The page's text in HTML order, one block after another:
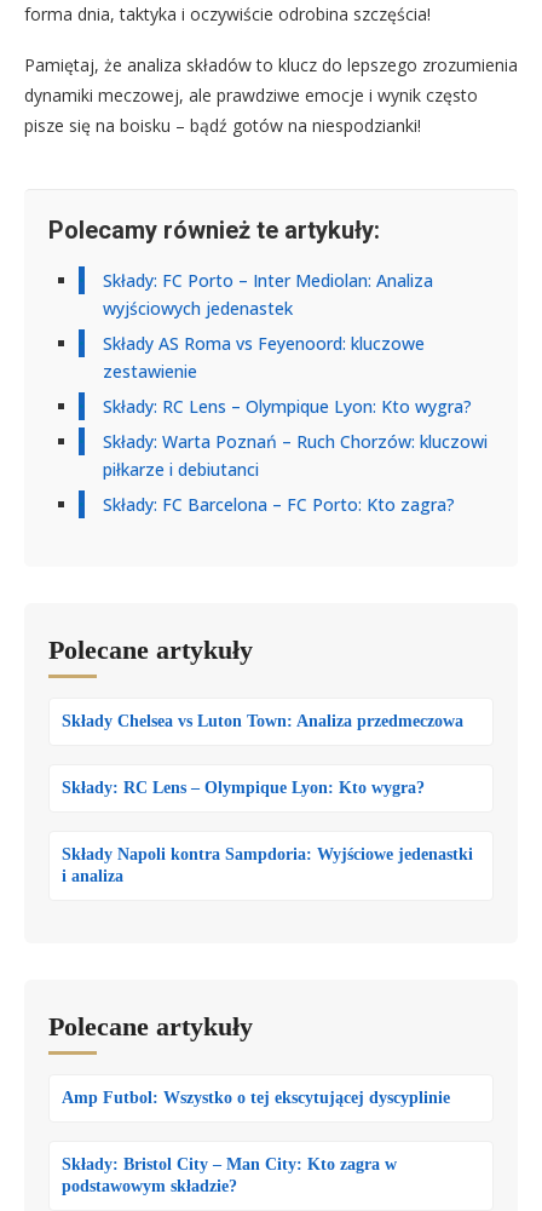
forma dnia, taktyka i oczywiście odrobina szczęścia!
Pamiętaj, że analiza składów to klucz do lepszego zrozumienia
dynamiki meczowej, ale prawdziwe emocje i wynik często
pisze się na boisku – bądź gotów na niespodzianki!
Polecamy również te artykuły:
Składy: FC Porto – Inter Mediolan: Analiza
wyjściowych jedenastek
Składy AS Roma vs Feyenoord: kluczowe
zestawienie
Składy: RC Lens – Olympique Lyon: Kto wygra?
Składy: Warta Poznań – Ruch Chorzów: kluczowi
piłkarze i debiutanci
Składy: FC Barcelona – FC Porto: Kto zagra?
Polecane artykuły
Składy Chelsea vs Luton Town: Analiza przedmeczowa
Składy: RC Lens – Olympique Lyon: Kto wygra?
Składy Napoli kontra Sampdoria: Wyjściowe jedenastki
i analiza
Polecane artykuły
Amp Futbol: Wszystko o tej ekscytującej dyscyplinie
Składy: Bristol City – Man City: Kto zagra w
podstawowym składzie?